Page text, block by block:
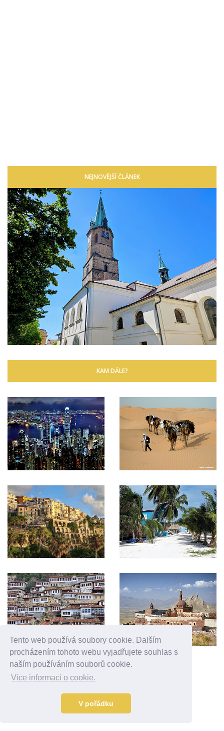
Tento web používá soubory cookie. Dalším
procházením tohoto webu vyjadřujete souhlas s
naším používáním souborů cookie.
Více informací o cookie.
V pořádku
NEJNOVĚJŠÍ ČLÁNEK
KAM DÁLE?
Reklama